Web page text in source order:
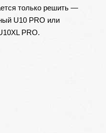
только решить —
U10 PRO или
PRO.